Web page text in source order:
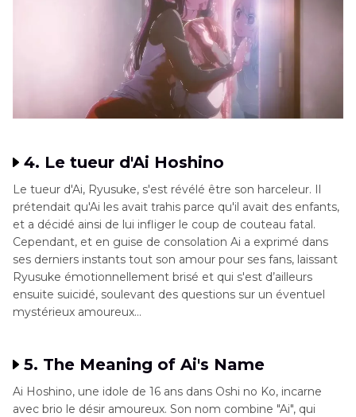
4. Le tueur d'Ai Hoshino
Le tueur d'Ai, Ryusukе, s'est révélé être son harceleur. Il
prétendait qu'Ai les avait trahis parce qu'il avait des enfants,
et a décidé ainsi de lui infliger le coup de couteau fatal.
Cependant, et en guise de consolation Ai a exprimé dans
ses derniers instants tout son amour pour ses fans, laissant
Ryusuke émotionnellement brisé et qui s'est d’ailleurs
ensuite suicidé, soulevant des questions sur un éventuel
mystérieux amoureux…
5. Thе Mеaning of Ai's Namе
Ai Hoshino, une idole de 16 ans dans Oshi no Ko, incarne
avec brio le désir amoureux. Son nom combine "Ai", qui